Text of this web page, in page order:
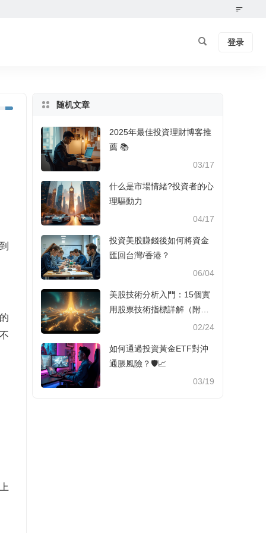
登录
随机文章
2025年最佳投資理財博客推
薦 📚
03/17
什么是市場情緒?投資者的心
理驅動力
04/17
投資美股賺錢後如何將資金
匯回台灣/香港？
06/04
美股技術分析入門：15個實
用股票技術指標詳解（附港
02/24
如何通過投資黃金ETF對沖
通脹風險？🛡️📈
03/19